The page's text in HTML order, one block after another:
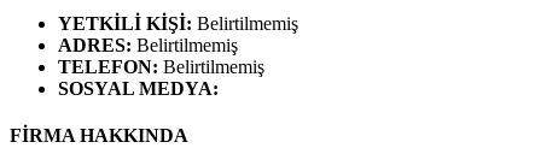
YETKİLİ KİŞİ: Belirtilmemiş
ADRES: Belirtilmemiş
TELEFON: Belirtilmemiş
SOSYAL MEDYA:
FİRMA HAKKINDA